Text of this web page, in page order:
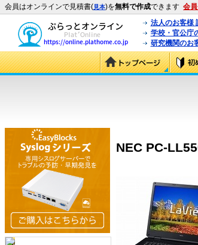
会員はオンラインで見積書(見本)を無料で作成できます 会
法人のお客様
学校・官公庁
研究機関のお
NEC PC-